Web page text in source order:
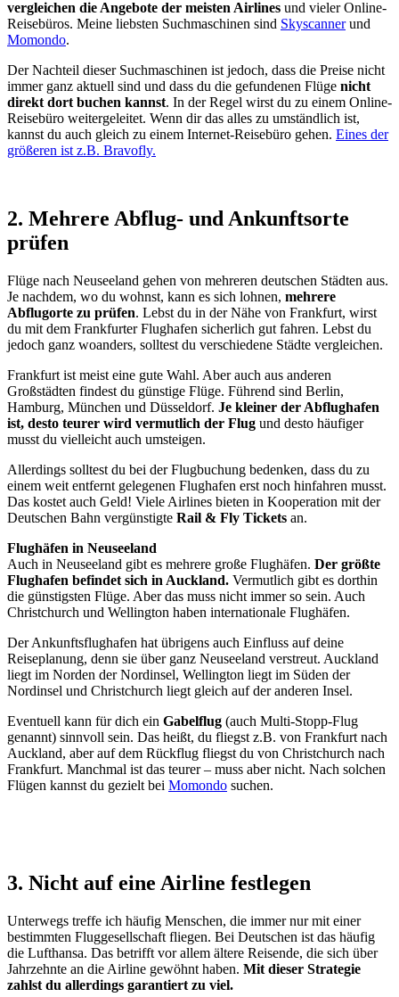
vergleichen die Angebote der meisten Airlines und vieler Online-
Reisebüros. Meine liebsten Suchmaschinen sind Skyscannerund
Momondo.
Der Nachteil dieser Suchmaschinen ist jedoch, dass die Preise nicht
immer ganz aktuell sind und dass du die gefundenen Flüge nicht
direkt dort buchen kannst. In der Regel wirst du zu einem Online-
Reisebüro weitergeleitet. Wenn dir das alles zu umständlich ist,
kannst du auch gleich zu einem Internet-Reisebüro gehen. Eines der
größeren ist z.B. Bravofly.
2. Mehrere Abflug- und Ankunftsorte
prüfen
Flüge nach Neuseeland gehen von mehreren deutschen Städten aus.
Je nachdem, wo du wohnst, kann es sich lohnen, mehrere
Abflugorte zu prüfen. Lebst du in der Nähe von Frankfurt, wirst
du mit dem Frankfurter Flughafen sicherlich gut fahren. Lebst du
jedoch ganz woanders, solltest du verschiedene Städte vergleichen.
Frankfurt ist meist eine gute Wahl. Aber auch aus anderen
Großstädten findest du günstige Flüge. Führend sind Berlin,
Hamburg, München und Düsseldorf. Je kleiner der Abflughafen
ist, desto teurer wird vermutlich der Flug und desto häufiger
musst du vielleicht auch umsteigen.
Allerdings solltest du bei der Flugbuchung bedenken, dass du zu
einem weit entfernt gelegenen Flughafen erst noch hinfahren musst.
Das kostet auch Geld! Viele Airlines bieten in Kooperation mit der
Deutschen Bahn vergünstigte Rail & Fly Tickets an.
Flughäfen in Neuseeland
Auch in Neuseeland gibt es mehrere große Flughäfen. Der größte
Flughafen befindet sich in Auckland. Vermutlich gibt es dorthin
die günstigsten Flüge. Aber das muss nicht immer so sein. Auch
Christchurch und Wellington haben internationale Flughäfen.
Der Ankunftsflughafen hat übrigens auch Einfluss auf deine
Reiseplanung, denn sie über ganz Neuseeland verstreut. Auckland
liegt im Norden der Nordinsel, Wellington liegt im Süden der
Nordinsel und Christchurch liegt gleich auf der anderen Insel.
Eventuell kann für dich ein Gabelflug (auch Multi-Stopp-Flug
genannt) sinnvoll sein. Das heißt, du fliegst z.B. von Frankfurt nach
Auckland, aber auf dem Rückflug fliegst du von Christchurch nach
Frankfurt. Manchmal ist das teurer – muss aber nicht. Nach solchen
Flügen kannst du gezielt bei Momondo suchen.
3. Nicht auf eine Airline festlegen
Unterwegs treffe ich häufig Menschen, die immer nur mit einer
bestimmten Fluggesellschaft fliegen. Bei Deutschen ist das häufig
die Lufthansa. Das betrifft vor allem ältere Reisende, die sich über
Jahrzehnte an die Airline gewöhnt haben. Mit dieser Strategie
zahlst du allerdings garantiert zu viel.